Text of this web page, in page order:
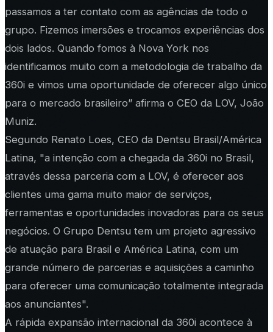
passamos a ter contato com as agências de todo o
grupo. Fizemos imersões e trocamos experiências dos
dois lados. Quando fomos à Nova York nos
identificamos muito com a metodologia de trabalho da
360i e vimos uma oportunidade de oferecer algo único
para o mercado brasileiro” afirma o CEO da LOV, João
Muniz.
Segundo Renato Loes, CEO da Dentsu Brasil/América
Latina, "a intenção com a chegada da 360i no Brasil,
através dessa parceria com a LOV, é oferecer aos
clientes uma gama muito maior de serviços,
ferramentas e oportunidades inovadoras para os seus
negócios. O Grupo Dentsu tem um projeto agressivo
de atuação para Brasil e América Latina, com um
grande número de parcerias e aquisições a caminho
para oferecer uma comunicação totalmente integrada
aos anunciantes".
A rápida expansão internacional da 360i acontece à